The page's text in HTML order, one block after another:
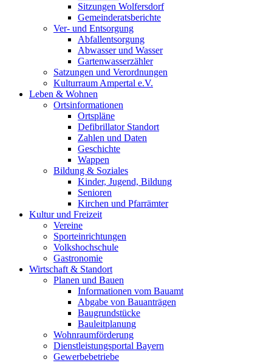
Sitzungen Wolfersdorf
Gemeinderatsberichte
Ver- und Entsorgung
Abfallentsorgung
Abwasser und Wasser
Gartenwasserzähler
Satzungen und Verordnungen
Kulturraum Ampertal e.V.
Leben & Wohnen
Ortsinformationen
Ortspläne
Defibrillator Standort
Zahlen und Daten
Geschichte
Wappen
Bildung & Soziales
Kinder, Jugend, Bildung
Senioren
Kirchen und Pfarrämter
Kultur und Freizeit
Vereine
Sporteinrichtungen
Volkshochschule
Gastronomie
Wirtschaft & Standort
Planen und Bauen
Informationen vom Bauamt
Abgabe von Bauanträgen
Baugrundstücke
Bauleitplanung
Wohnraumförderung
Dienstleistungsportal Bayern
Gewerbebetriebe